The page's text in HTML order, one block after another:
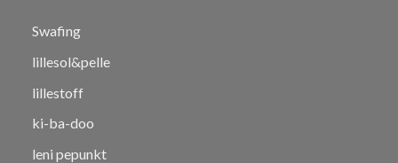
Swafing
lillesol&pelle
lillestoff
ki-ba-doo
leni pepunkt